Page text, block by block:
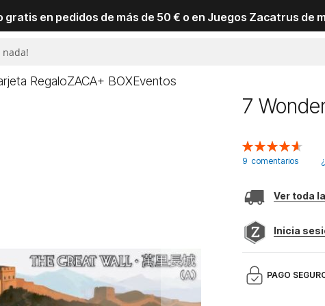
gratis en pedidos de más de 50 € o en Juegos Zacatrus de
RegaloZACA+ BOXEventos
7
Valoración:
93
% of100
9 comentarios
Ver toda
Inicia
PAGO